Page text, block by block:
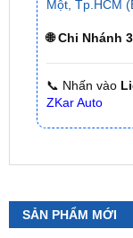
📞 Nhấn vào
SẢN PHẨM MỚI